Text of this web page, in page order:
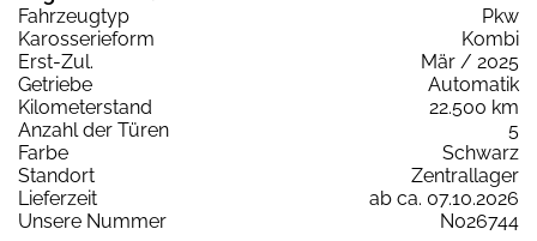
Fahrzeugtyp
Pkw
Karosserieform
Kombi
Erst-Zul.
Mär / 2025
Getriebe
Automatik
Kilometerstand
22.500 km
Anzahl der Türen
5
Farbe
Schwarz
Standort
Zentrallager
Lieferzeit
ab ca. 07.10.2026
Unsere Nummer
N026744